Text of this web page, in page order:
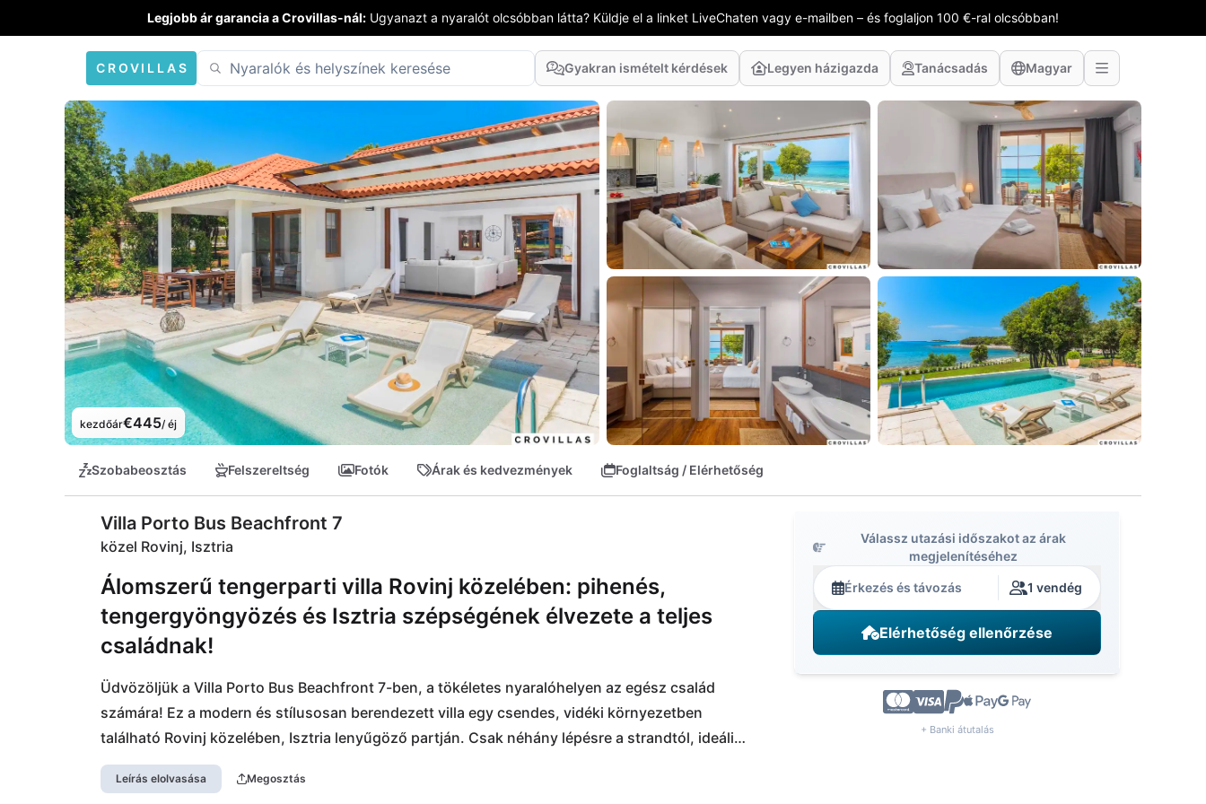
Legjobb ár garancia a Crovillas-nál: Ugyanazt a nyaralót olcsóbban látta? Küldje el a linket LiveChaten vagy e-mailben – és foglaljon 100 €-ral olcsóbban!
CROVILLAS Gyakran ismételt kérdések Legyen házigazda Tanácsadás Magyar
kezdőár€445/ éj
Szobabeosztás Felszereltség Fotók Árak és kedvezmények Foglaltság / Elérhetőség
Villa Porto Bus Beachfront 7
közel Rovinj, Isztria
Álomszerű tengerparti villa Rovinj közelében: pihenés,
tengergyöngyözés és Isztria szépségének élvezete a teljes
családnak!
Üdvözöljük a Villa Porto Bus Beachfront 7-ben, a tökéletes nyaralóhelyen az egész család
számára! Ez a modern és stílusosan berendezett villa egy csendes, vidéki környezetben
található Rovinj közelében, Isztria lenyűgöző partján. Csak néhány lépésre a strandtól, ideális
hely a pihenésre a tengerparton. Közel találhatók egy hangulatos étterem és egy
szupermarket, így semmiben sem fog hiányt szenvedni itt tartózkodása alatt.
Leírás elolvasása Megosztás
Válassz utazási időszakot az árak
megjelenítéséhez
Érkezés és távozás 1 vendég
Elérhetőség ellenőrzése
+ Banki átutalás